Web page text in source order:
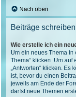
Nach oben
Beiträge schreiben
Wie erstelle ich ein
Um ein neues Thema in
Thema“ klicken. Um auf
„Antworten“ klicken. Es
ist, bevor du einen
jeweils am Ende der
darfst neue Themen